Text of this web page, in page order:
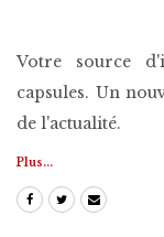
Votre source
capsules. Un
de l'actualité.
Plus...